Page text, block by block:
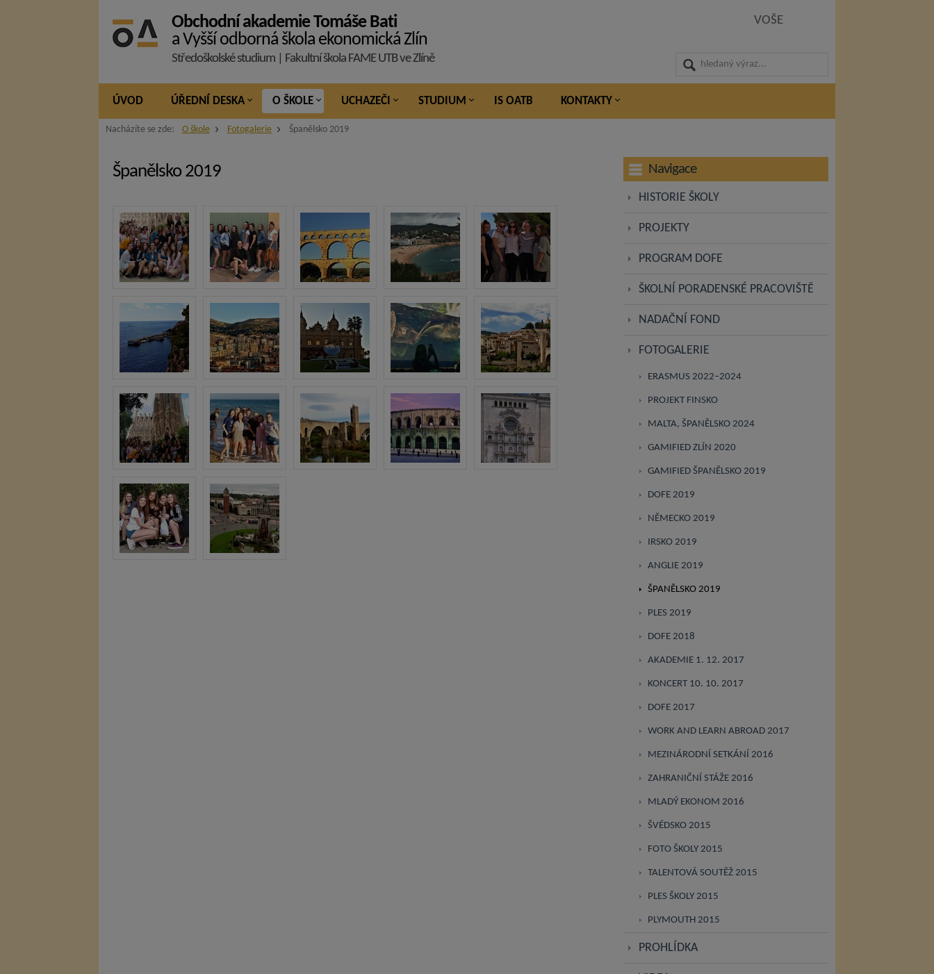
Obchodní akademie Tomáše Bati
a Vyšší odborná škola ekonomická Zlín
Středoškolské studium | Fakultní škola FAME UTB ve Zlíně
VOŠE
ÚVOD ÚŘEDNÍ DESKA O ŠKOLE UCHAZEČI STUDIUM IS OATB KONTAKTY
Nacházíte se zde: O škole Fotogalerie Španělsko 2019
Navigace
HISTORIE ŠKOLY
PROJEKTY
PROGRAM DOFE
ŠKOLNÍ PORADENSKÉ PRACOVIŠTĚ
NADAČNÍ FOND
FOTOGALERIE
ERASMUS 2022–2024
PROJEKT FINSKO
MALTA, ŠPANĚLSKO 2024
GAMIFIED ZLÍN 2020
GAMIFIED ŠPANĚLSKO 2019
DOFE 2019
NĚMECKO 2019
IRSKO 2019
ANGLIE 2019
ŠPANĚLSKO 2019
PLES 2019
DOFE 2018
AKADEMIE 1. 12. 2017
KONCERT 10. 10. 2017
DOFE 2017
WORK AND LEARN ABROAD 2017
MEZINÁRODNÍ SETKÁNÍ 2016
ZAHRANIČNÍ STÁŽE 2016
MLADÝ EKONOM 2016
ŠVÉDSKO 2015
FOTO ŠKOLY 2015
TALENTOVÁ SOUTĚŽ 2015
PLES ŠKOLY 2015
PLYMOUTH 2015
PROHLÍDKA
Španělsko 2019